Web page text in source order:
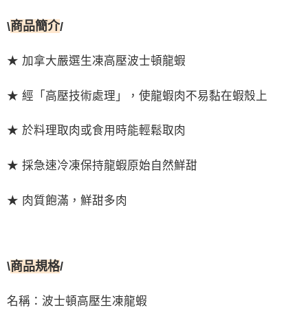
\商品簡介/
★ 加拿大嚴選生凍高壓波士頓龍蝦
★ 經「高壓技術處理」，使龍蝦肉不易黏在蝦殼上
★ 於料理取肉或食用時能輕鬆取肉
★ 採急速冷凍保持龍蝦原始自然鮮甜
★ 肉質飽滿，鮮甜多肉
\商品規格/
名稱：波士頓高壓生凍龍蝦